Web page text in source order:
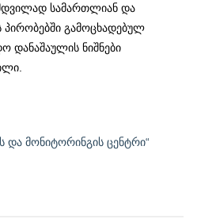
სამართლიან და
პირობებში გამოცხადებულ
დანაშაულის ნიშნები
და მონიტორინგის ცენტრი“